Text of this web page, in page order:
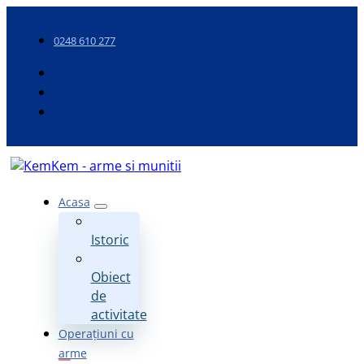
0248 610 277
Acasa
Istoric
Obiect
de
activitate
Operațiuni cu
arme